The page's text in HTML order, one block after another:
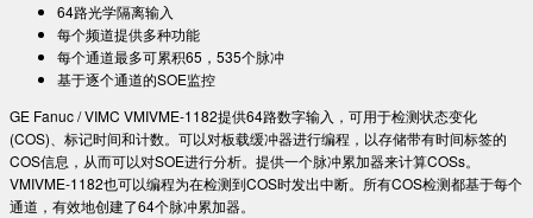
64路光学隔离输入
每个频道提供多种功能
每个通道最多可累积65，535个脉冲
基于逐个通道的SOE监控
GE Fanuc / VIMC VMIVME-1182提供64路数字输入，可用于检测状态变化
(COS)、标记时间和计数。可以对板载缓冲器进行编程，以存储带有时间标签的
COS信息，从而可以对SOE进行分析。提供一个脉冲累加器来计算COSs。
VMIVME-1182也可以编程为在检测到COS时发出中断。所有COS检测都基于每个
通道，有效地创建了64个脉冲累加器。